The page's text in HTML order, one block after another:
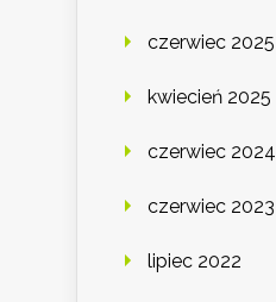
czerwiec 2025
kwiecień 2025
czerwiec 2024
czerwiec 2023
lipiec 2022